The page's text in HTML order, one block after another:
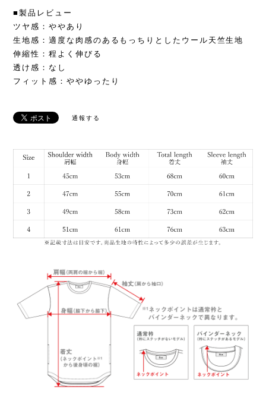
■製品レビュー
ツヤ感：ややあり
生地感：適度な肉感のあるもっちりとしたウール天竺生地
伸縮性：程よく伸びる
透け感：なし
フィット感：ややゆったり
通報する